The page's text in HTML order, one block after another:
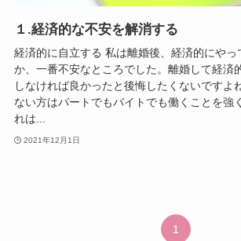
１.経済的な不安を解消する
経済的に自立する 私は離婚後、経済的にやっ
か、一番不安なところでした。離婚して経済
しなければ良かったと後悔したくないですよ
ない方はパートでもバイトでも働くことを強
れは...
2021年12月1日
1